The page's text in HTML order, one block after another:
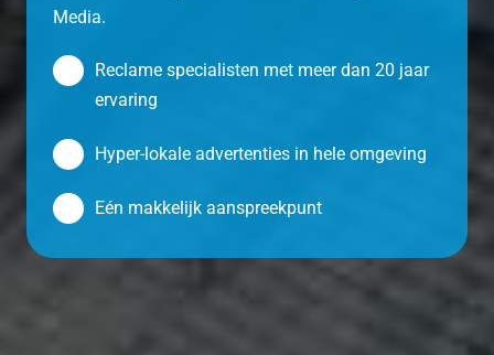
Media.
Reclame specialisten met meer dan 20 jaar
ervaring
Hyper-lokale advertenties in hele omgeving
Eén makkelijk aanspreekpunt